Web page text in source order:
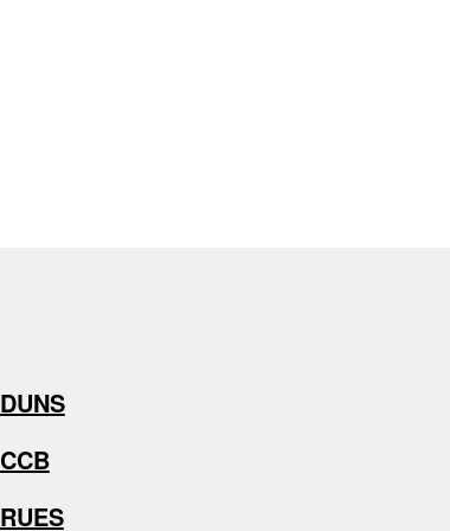
DUNS
CCB
RUES